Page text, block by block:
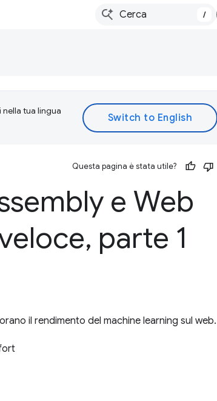
/
tua lingua
Questa pagina è stata utile?
e Web
, parte 1
il rendimento del machine learning sul web.